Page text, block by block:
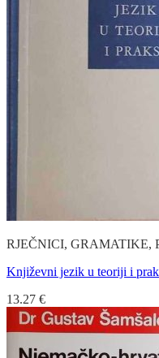
RJEČNICI, GRAMATIKE,
Književni jezik u teoriji i
13.27 €